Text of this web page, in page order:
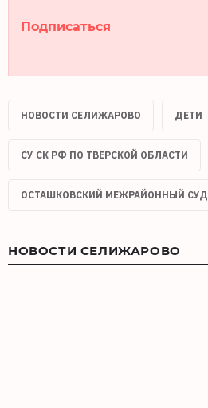
Подписаться
НОВОСТИ СЕЛИЖАРОВО ДЕТИ
СУ СК РФ ПО ТВЕРСКОЙ ОБЛАСТИ
ОСТАШКОВСКИЙ МЕЖРАЙОННЫЙ СУД
НОВОСТИ СЕЛИЖАРОВО